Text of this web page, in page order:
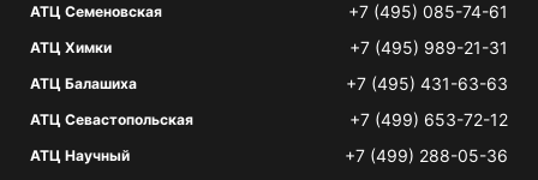
АТЦ Семеновская +7 (495) 085-74-61
АТЦ Химки +7 (495) 989-21-31
АТЦ Балашиха +7 (495) 431-63-63
АТЦ Севастопольская +7 (499) 653-72-12
АТЦ Научный +7 (499) 288-05-36